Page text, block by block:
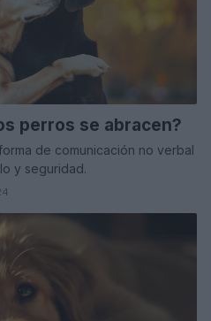
perros se abracen?
de comunicación no verbal
y seguridad.